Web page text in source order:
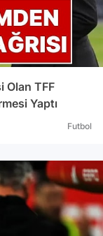
TL
spor
Olan TFF
Yaptı
Futbol